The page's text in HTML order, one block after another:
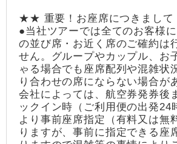
★★ 重要！お座席につきまし
●当社ツアーでは全てのお客様
の並び席・お近く席のご確約は
せん。グループやカップル、お
ゃる場合でも座席配列や混雑状
り合わせの席にならない場合が
会社によっては、航空券発券後
ックイン時（ご利用便の出発24
より事前座席指定（有料又は無
りますが、事前に指定できる座